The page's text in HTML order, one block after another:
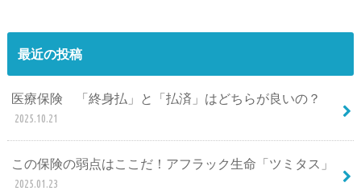
最近の投稿
医療保険 「終身払」と「払済」はどちらが良いの？
2025.10.21
この保険の弱点はここだ！アフラック生命「ツミタス」
2025.01.23